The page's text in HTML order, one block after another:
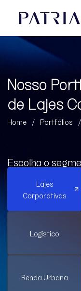
Nosso
de Lajes
Home / Portfólios /
Escolha o
Lajes
Corporativas
Logístico
Renda Urbana